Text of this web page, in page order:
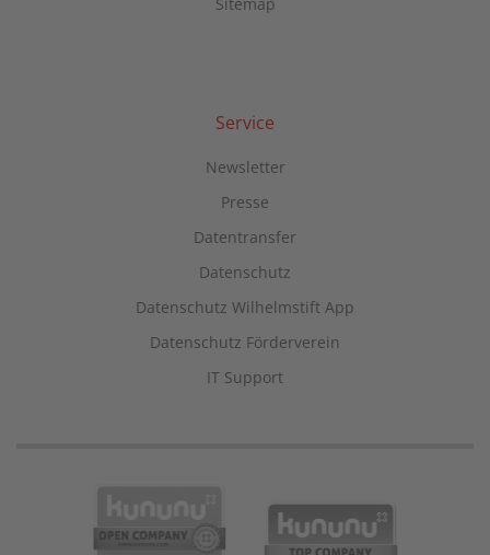
Sitemap
Service
Newsletter
Presse
Datentransfer
Datenschutz
Datenschutz Wilhelmstift App
Datenschutz Förderverein
IT Support